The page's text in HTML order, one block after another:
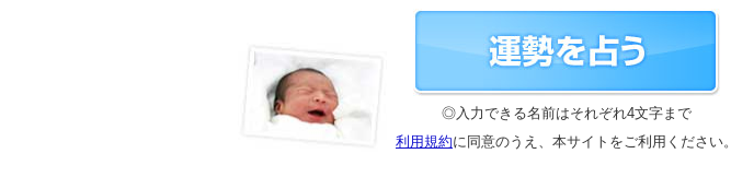
◎入力できる名前はそれぞれ4文字まで
利用規約に同意のうえ、本サイトをご利用ください。